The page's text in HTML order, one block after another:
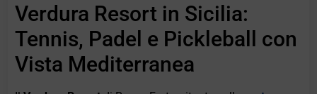
Verdura Resort in Sicilia:
Tennis, Padel e Pickleball con
Vista Mediterranea